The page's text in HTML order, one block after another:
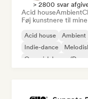
> 2800 svar
Acid houseAmbient
Føj kunstnere til
Acid house Ambient
Indie-dance
Organisk house/